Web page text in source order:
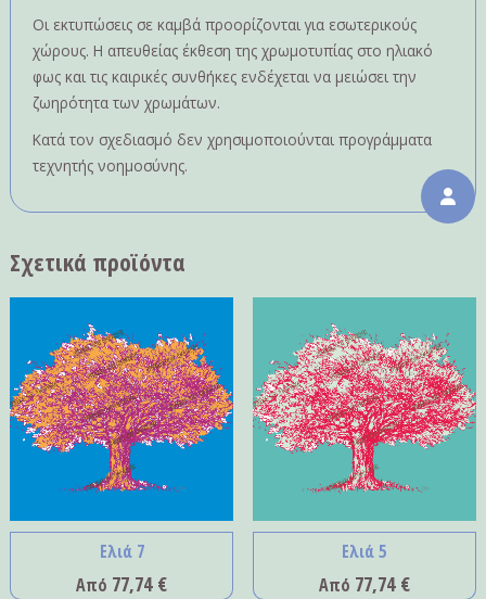
Οι εκτυπώσεις σε καμβά προορίζονται για εσωτερικούς
χώρους. Η απευθείας έκθεση της χρωμοτυπίας στο ηλιακό
φως και τις καιρικές συνθήκες ενδέχεται να μειώσει την
ζωηρότητα των χρωμάτων.
Κατά τον σχεδιασμό δεν χρησιμοποιούνται προγράμματα
τεχνητής νοημοσύνης.
Σχετικά προϊόντα
Ελιά 7
Από 77,74 €
Ελιά 5
Από 77,74 €